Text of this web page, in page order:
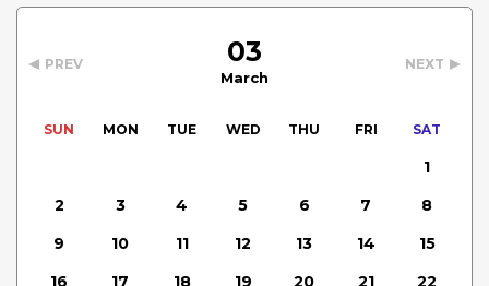
PREV 03
March
NEXT
SUN MON TUE WED THU FRI SAT
1
2
3 4 5 6 7
8
9
10 11 12 13 14
15
16
17 18 19 20 21
22